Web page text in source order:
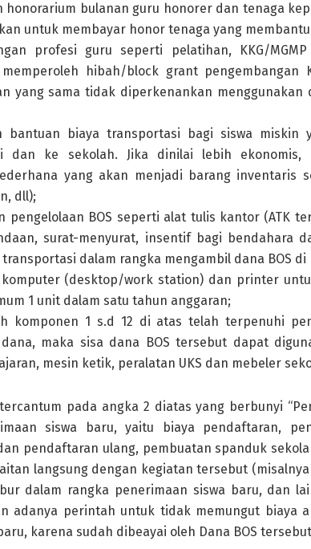
honorarium bulanan guru honorer dan tenaga
untuk membayar honor tenaga yang membantu
profesi guru seperti pelatihan, KKG/
hibah/block grant pengembangan
yang sama tidak diperkenankan menggunakan
bantuan biaya transportasi bagi siswa miskin
dan ke sekolah. Jika dinilai lebih
yang akan menjadi barang inventaris
dll);
pengelolaan BOS seperti alat tulis kantor (ATK
surat-menyurat, insentif bagi bendahara
transportasi dalam rangka mengambil dana BOS di
komputer (desktop/work station) dan printer
1 unit dalam satu tahun anggaran;
komponen 1 s.d 12 di atas telah terpenuhi
maka sisa dana BOS tersebut dapat
mesin ketik, peralatan UKS dan mebeler
pada angka 2 diatas yang berbunyi
siswa baru, yaitu biaya pendaftaran,
pendaftaran ulang, pembuatan spanduk
langsung dengan kegiatan tersebut
dalam rangka penerimaan siswa baru, dan
adanya perintah untuk tidak memungut biaya
karena sudah dibeayai oleh Dana BOS